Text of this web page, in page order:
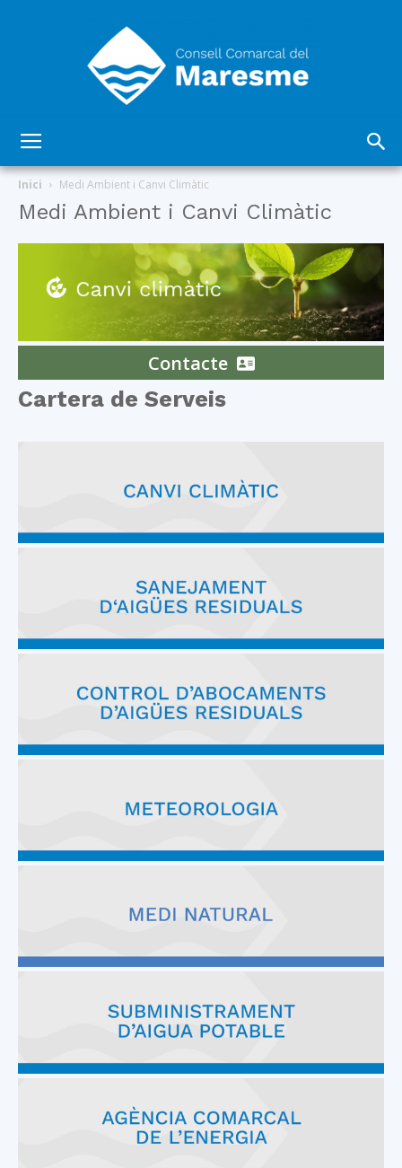
del
Maresme
Inici Medi Ambient i Canvi Climàtic
Medi Ambient i Canvi Climàtic
Contacte
Cartera de Serveis